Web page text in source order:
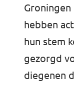
hebben
hun stem
gezorgd
diegenen